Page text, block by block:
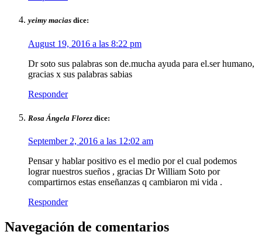
yeimy macias dice:
August 19, 2016 a las 8:22 pm
Dr soto sus palabras son de.mucha ayuda para el.ser humano,
gracias x sus palabras sabias
Responder
Rosa Ángela Florez dice:
September 2, 2016 a las 12:02 am
Pensar y hablar positivo es el medio por el cual podemos
lograr nuestros sueños , gracias Dr William Soto por
compartirnos estas enseñanzas q cambiaron mi vida .
Responder
Navegación de comentarios